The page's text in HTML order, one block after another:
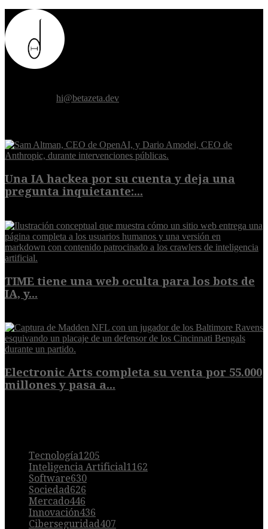
hi@betazeta.dev
Una IA hackea por su cuenta y deja una
pregunta inquietante:...
TIME tiene una web oculta para los bots de
IA, y...
Electronic Arts completa su venta por 55.000
millones y pasa a...
Tecnología1205
Inteligencia Artificial1162
Software630
Sociedad626
Mercado446
Innovación436
Ciberseguridad407